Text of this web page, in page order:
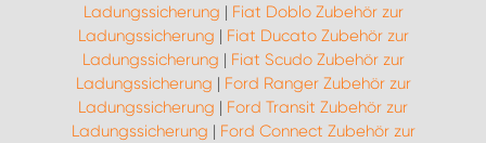
Ladungssicherung | Fiat Doblo Zubehör zur
Ladungssicherung | Fiat Ducato Zubehör zur
Ladungssicherung | Fiat Scudo Zubehör zur
Ladungssicherung | Ford Ranger Zubehör zur
Ladungssicherung | Ford Transit Zubehör zur
Ladungssicherung | Ford Connect Zubehör zur